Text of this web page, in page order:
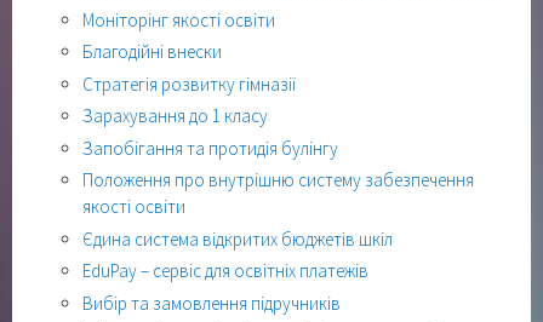
Моніторінг якості освіти
Благодійні внески
Стратегія розвитку гімназії
Зарахування до 1 класу
Запобігання та протидія булінгу
Положення про внутрішню систему забезпечення
якості освіти
Єдина система відкритих бюджетів шкіл
EduPay – сервіс для освітніх платежів
Вибір та замовлення підручників